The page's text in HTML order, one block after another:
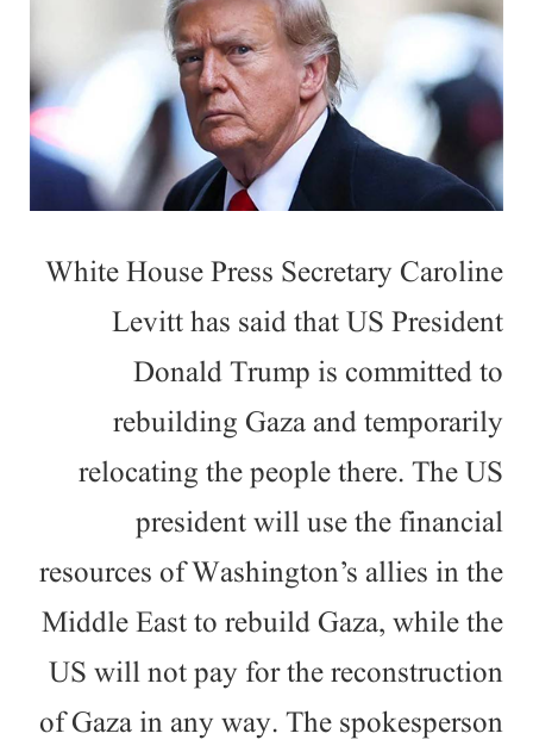
White House Press Secretary Caroline
Levitt has said that US President
Donald Trump is committed to
rebuilding Gaza and temporarily
relocating the people there. The US
president will use the financial
resources of Washington’s allies in the
Middle East to rebuild Gaza, while the
US will not pay for the reconstruction
of Gaza in any way. The spokesperson